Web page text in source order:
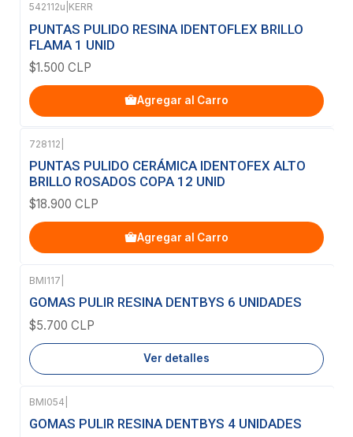
542112u KERR
PUNTAS PULIDO RESINA IDENTOFLEX BRILLO
FLAMA 1 UNID
$1.500 CLP
Agregar al Carro
728112
PUNTAS PULIDO CERÁMICA IDENTOFEX ALTO
BRILLO ROSADOS COPA 12 UNID
$18.900 CLP
Agregar al Carro
Agotado
BMI117
GOMAS PULIR RESINA DENTBYS 6 UNIDADES
$5.700 CLP
Ver detalles
BMI054
GOMAS PULIR RESINA DENTBYS 4 UNIDADES